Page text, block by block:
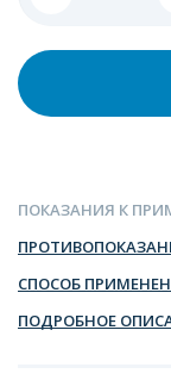
ПОКАЗАНИЯ К
СПОСОБ
ПОДРОБНОЕ